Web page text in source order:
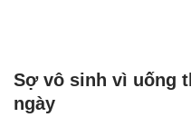
Sợ vô sinh vì uống
ngày